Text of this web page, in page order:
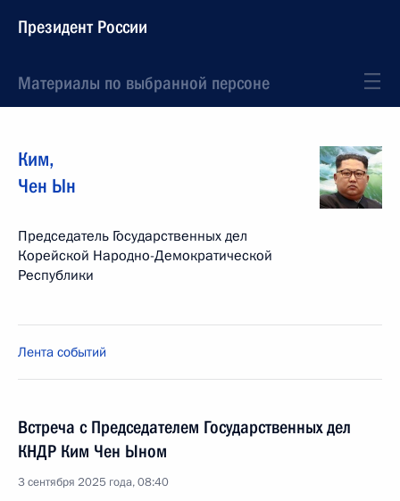
Президент России
Материалы по выбранной персоне
Ким,
Чен Ын
Председатель Государственных дел
Корейской Народно-Демократической
Республики
Лента событий
Встреча с Председателем Государственных дел
КНДР Ким Чен Ыном
3 сентября 2025 года, 08:40